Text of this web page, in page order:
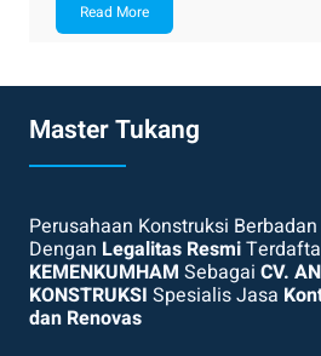
Read More
Master Tukang
Perusahaan Konstruksi
Dengan Legalitas Resmi
KEMENKUMHAM Sebagai CV.
KONSTRUKSI Spesialis Jasa
dan Renovas